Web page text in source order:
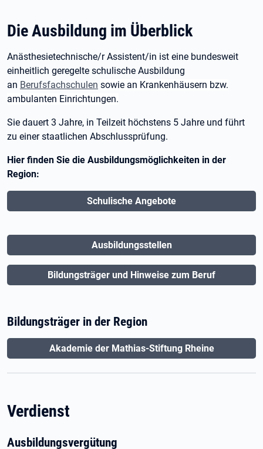
Die Ausbildung im Überblick
Anästhesietechnische/r Assistent/in ist eine bundesweit
einheitlich geregelte schulische Ausbildung
an Berufsfachschulen sowie an Krankenhäusern bzw.
ambulanten Einrichtungen.
Sie dauert 3 Jahre, in Teilzeit höchstens 5 Jahre und führt
zu einer staatlichen Abschlussprüfung.
Hier finden Sie die Ausbildungsmöglichkeiten in der
Region:
Schulische Angebote
Ausbildungsstellen
Bildungsträger und Hinweise zum Beruf
Bildungsträger in der Region
Akademie der Mathias-Stiftung Rheine
Verdienst
Ausbildungsvergütung